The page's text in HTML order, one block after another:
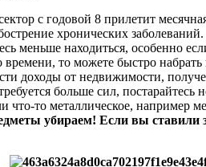
с годовой 8 прилетит
хронических
меньше находиться, особенно
то можете быстро набрать
доходы от недвижимости,
больше сил, постарайтесь
что-то металлическое, например
убираем! Если вы ставили